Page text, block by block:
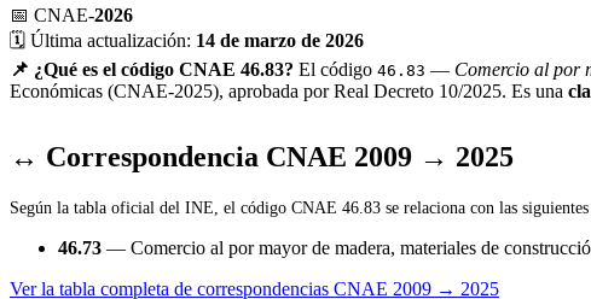
📅 CNAE-2026
🗓️ Última actualización: 14 de marzo de 2026
📌 ¿Qué es el código CNAE 46.83? El código 46.83 — Comercio al por
Económicas (CNAE-2025), aprobada por Real Decreto 10/2025. Es una
↔ Correspondencia CNAE 2009 → 2025
Según la tabla oficial del INE, el código CNAE 46.83 se relaciona con las
46.73 — Comercio al por mayor de madera, materiales de
Ver la tabla completa de correspondencias CNAE 2009 → 2025